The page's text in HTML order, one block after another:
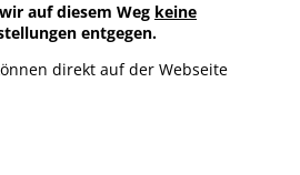
auf diesem Weg keine
entgegen.
direkt auf der Webseite